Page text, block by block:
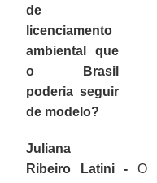
de
licenciamento
ambiental que
o Brasil
poderia seguir
de modelo?
Juliana
Ribeiro Latini - O